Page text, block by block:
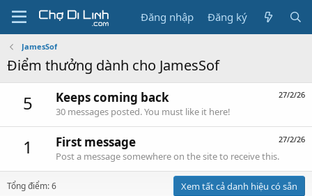
Đăng nhập Đăng ký
JamesSof
Điểm thưởng dành cho JamesSof
5 27/2/26
Keeps coming back
30 messages posted. You must like it here!
1 27/2/26
First message
Post a message somewhere on the site to receive this.
Tổng điểm: 6 Xem tất cả danh hiệu có sẵn